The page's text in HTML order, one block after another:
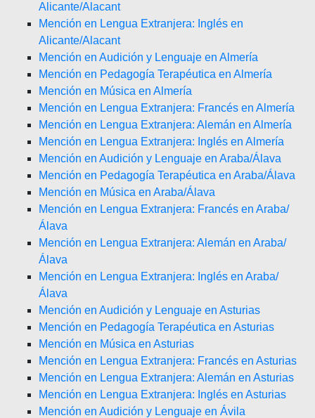
Alicante/Alacant
Mención en Lengua Extranjera: Inglés en
Alicante/Alacant
Mención en Audición y Lenguaje en Almería
Mención en Pedagogía Terapéutica en Almería
Mención en Música en Almería
Mención en Lengua Extranjera: Francés en Almería
Mención en Lengua Extranjera: Alemán en Almería
Mención en Lengua Extranjera: Inglés en Almería
Mención en Audición y Lenguaje en Araba/Álava
Mención en Pedagogía Terapéutica en Araba/Álava
Mención en Música en Araba/Álava
Mención en Lengua Extranjera: Francés en Araba/
Álava
Mención en Lengua Extranjera: Alemán en Araba/
Álava
Mención en Lengua Extranjera: Inglés en Araba/
Álava
Mención en Audición y Lenguaje en Asturias
Mención en Pedagogía Terapéutica en Asturias
Mención en Música en Asturias
Mención en Lengua Extranjera: Francés en Asturias
Mención en Lengua Extranjera: Alemán en Asturias
Mención en Lengua Extranjera: Inglés en Asturias
Mención en Audición y Lenguaje en Ávila